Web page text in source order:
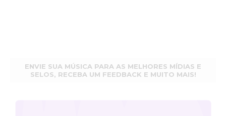
ENVIE SUA MÚSICA PARA AS MELHORES MÍDIAS E
SELOS, RECEBA UM FEEDBACK E MUITO MAIS!